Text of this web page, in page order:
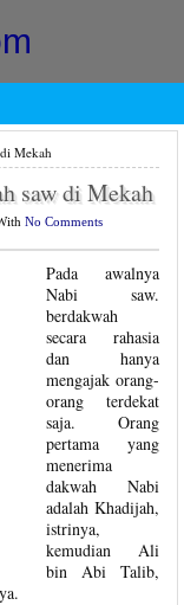
Mekah
saw di Mekah
No Comments
Pada awalnya
Nabi saw.
berdakwah
secara rahasia
dan hanya
mengajak orang-
orang terdekat
saja. Orang
pertama yang
menerima
dakwah Nabi
adalah Khadijah,
istrinya,
kemudian Ali
bin Abi Talib,